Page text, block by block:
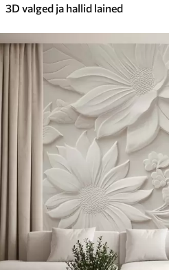
3D valged ja hallid lained